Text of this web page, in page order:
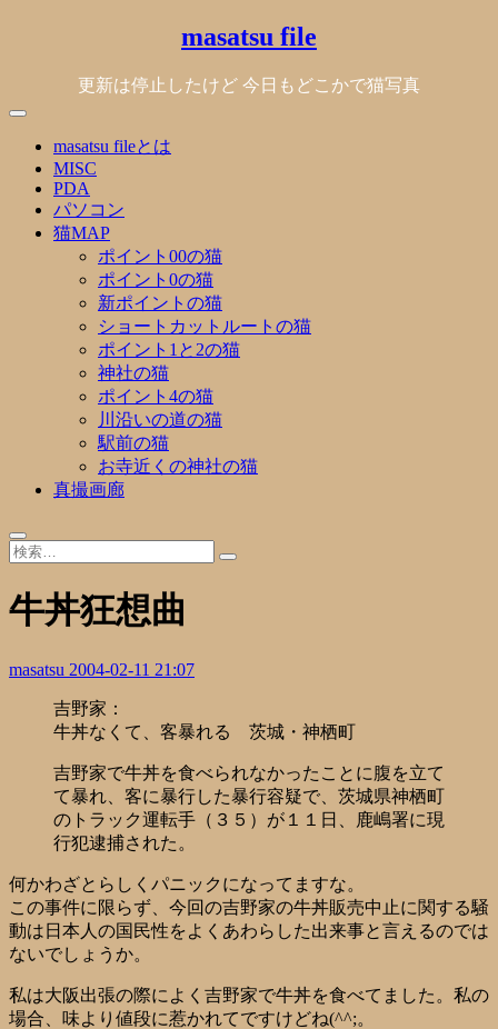
masatsu file
更新は停止したけど 今日もどこかで猫写真
masatsu fileとは
MISC
PDA
パソコン
猫MAP
ポイント00の猫
ポイント0の猫
新ポイントの猫
ショートカットルートの猫
ポイント1と2の猫
神社の猫
ポイント4の猫
川沿いの道の猫
駅前の猫
お寺近くの神社の猫
真撮画廊
牛丼狂想曲
masatsu 2004-02-11 21:07
吉野家：
牛丼なくて、客暴れる 茨城・神栖町
吉野家で牛丼を食べられなかったことに腹を立て
て暴れ、客に暴行した暴行容疑で、茨城県神栖町
のトラック運転手（３５）が１１日、鹿嶋署に現
行犯逮捕された。
何かわざとらしくパニックになってますな。
この事件に限らず、今回の吉野家の牛丼販売中止に関する騒
動は日本人の国民性をよくあわらした出来事と言えるのでは
ないでしょうか。
私は大阪出張の際によく吉野家で牛丼を食べてました。私の
場合、味より値段に惹かれてですけどね(^^;。